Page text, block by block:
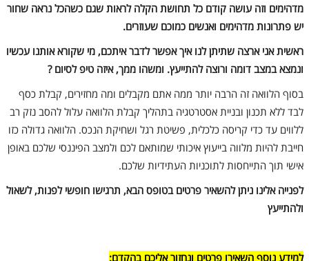
מדהימים וזה עושה קודם כל תחושת הקלה לראות שגם כשהכל נראה שחור
יש פתרונות מדהימים ואנשים כמוכם שעוזרים.
ראשית אני ארצה שתיתן לנו איך אפשר לדבר איתכם, מי שקורא אותנו עכשיו
ונמצא במצב דומה ורוצה להתייעץ. ומשהו ממך, איזה טיפ לסיום ?
בסוף הלוואה זה הרבה יותר ממה אתם מקבלים ומה מחזירים, קבלת כסף
לבד ללא תכנון ובניית אסטרטגיה בתהליך קבלת הלוואה עלול להסב נזק רב
ללווים עד כדי קריסה כלכלית, פשיטת רגל ושחיקת הנכס. הלוואה גדולה כזו
חייבת להיות מלווה בייעוץ איכותי שמותאם לכם ולמצב הפיננסי שלכם באופן
אישי תוך התייחסות לתוכניות העתידיות שלכם.
לפנייה אלינו ניתן להשאיר פרטים בטופס הבא, תרגישו חופשי לפנות, לשאול
ולהתייעץ
למידע נוסף השאירו פרטים ונחזור אליכם בהקדם: